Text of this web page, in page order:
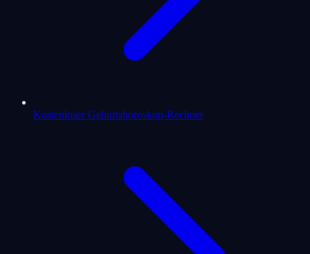
Kostenloser Geburtshoroskop-Rechner